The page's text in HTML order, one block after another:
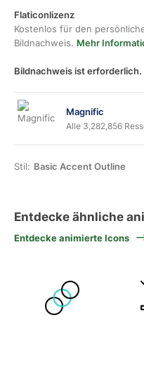
Flaticonlizenz
Kostenlos für den
Bildnachweis. Mehr
Bildnachweis ist erforderlich.
Magnific
Alle 3,282,856
Stil: Basic Accent Outline
Entdecke ähnliche
Entdecke animierte Icons